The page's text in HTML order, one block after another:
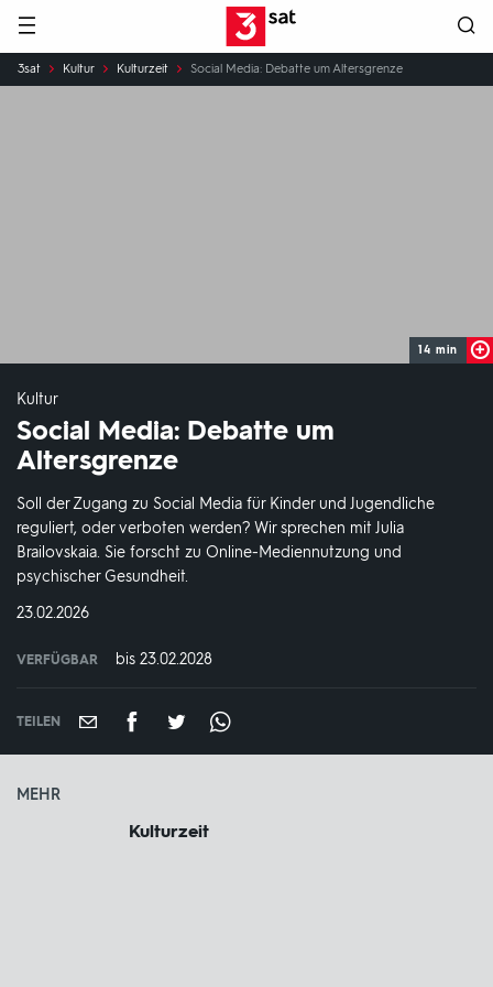
Hauptnavigation 3SAT
Sie
sind
3sat Kultur Kulturzeit Social Media: Debatte um Altersgrenze
14 min
Kultur
Social Media: Debatte um
Altersgrenze
Soll der Zugang zu Social Media für Kinder und Jugendliche
reguliert, oder verboten werden? Wir sprechen mit Julia
Brailovskaia. Sie forscht zu Online-Mediennutzung und
psychischer Gesundheit.
DATUM:
23.02.2026
VERFÜGBAR bis 23.02.2028
TEILEN
MEHR
Kulturzeit